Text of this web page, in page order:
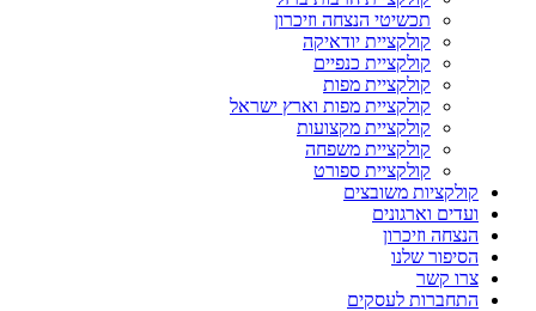
תכשיטי הנצחה וזיכרון
קולקציית יודאיקה
קולקציית כנפיים
קולקציית מפות
קולקציית מפות וארץ ישראל
קולקציית מקצועות
קולקציית משפחה
קולקציית ספורט
קולקציות משובצים
ועדים וארגונים
הנצחה וזיכרון
הסיפור שלנו
צרו קשר
התחברות לעסקים